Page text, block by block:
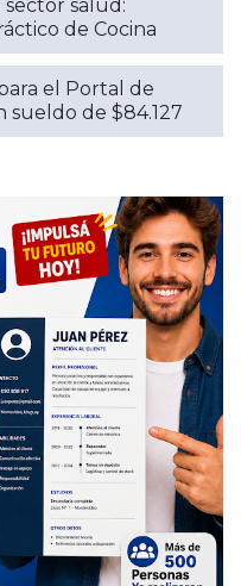
salud:
de Cocina
el Portal de
sueldo de $84.127